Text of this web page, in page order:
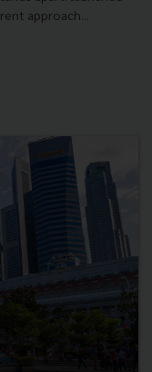
approach...